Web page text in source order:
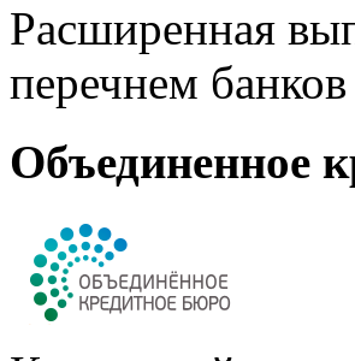
Расширенная
перечнем
Объединенное